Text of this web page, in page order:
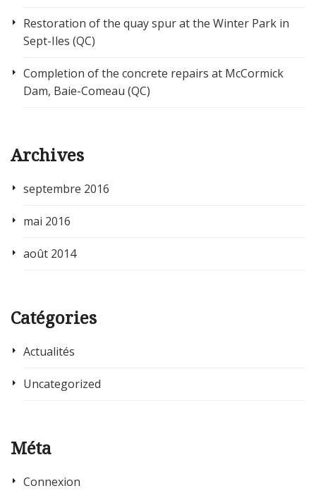
Restoration of the quay spur at the Winter Park in
Sept-Iles (QC)
Completion of the concrete repairs at McCormick
Dam, Baie-Comeau (QC)
Archives
septembre 2016
mai 2016
août 2014
Catégories
Actualités
Uncategorized
Méta
Connexion